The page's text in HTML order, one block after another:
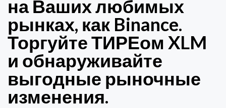
на Ваших любимых
рынках, как Binance.
Торгуйте ТИРЕом XLM
и обнаруживайте
выгодные рыночные
изменения.